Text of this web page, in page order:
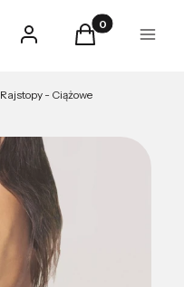
Zaloguj sięProdukty w
Koszyk Menu
Rajstopy - Ciążowe